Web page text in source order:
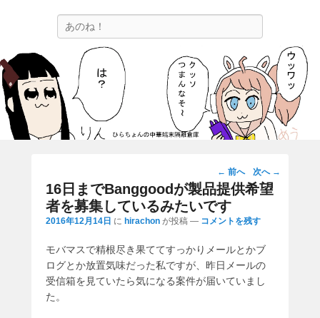
ひらちょんの中華端末隔離倉庫
ほたがページ上部にある検索バーを消してくれたサイトです。
投
稿
ナ
ビ
ー
シ
ョ
← 前へ 次へ →
16日までBanggoodが製品提供希望
者を募集しているみたいです
2016年12月14日 に hirachon が投稿 — コメントを残す
モバマスで精根尽き果ててすっかりメールとかブ
ログとか放置気味だった私ですが、昨日メールの
受信箱を見ていたら気になる案件が届いていまし
た。